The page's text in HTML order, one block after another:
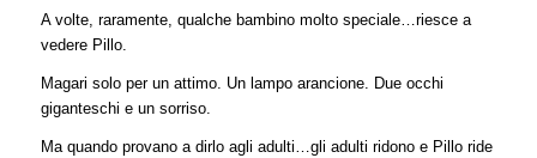
A volte, raramente, qualche bambino molto speciale…riesce a
vedere Pillo.
Magari solo per un attimo. Un lampo arancione. Due occhi
giganteschi e un sorriso.
Ma quando provano a dirlo agli adulti…gli adulti ridono e Pillo ride